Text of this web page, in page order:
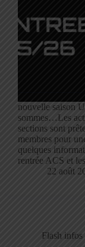
nouvelle saison
sommes…Les
sections sont
membres pour
quelques
rentrée ACS et
22 août
Flash infos